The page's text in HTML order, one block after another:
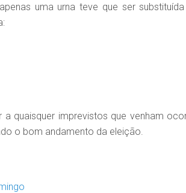
uma urna teve que ser
quaisquer imprevistos que venham
o bom andamento da eleição.